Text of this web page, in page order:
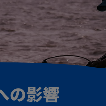
の影響